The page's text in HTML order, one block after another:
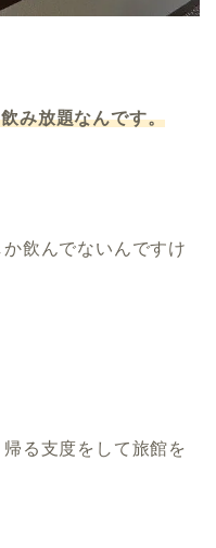
み放題なんです。
飲んでないんですけ
る支度をして旅館を